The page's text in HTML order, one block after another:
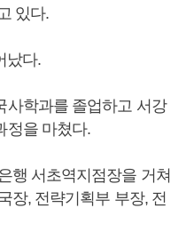
있다.
났다.
사학과를 졸업하고 서강
정을 마쳤다.
행 서초역지점장을 거쳐
장, 전략기획부 부장, 전